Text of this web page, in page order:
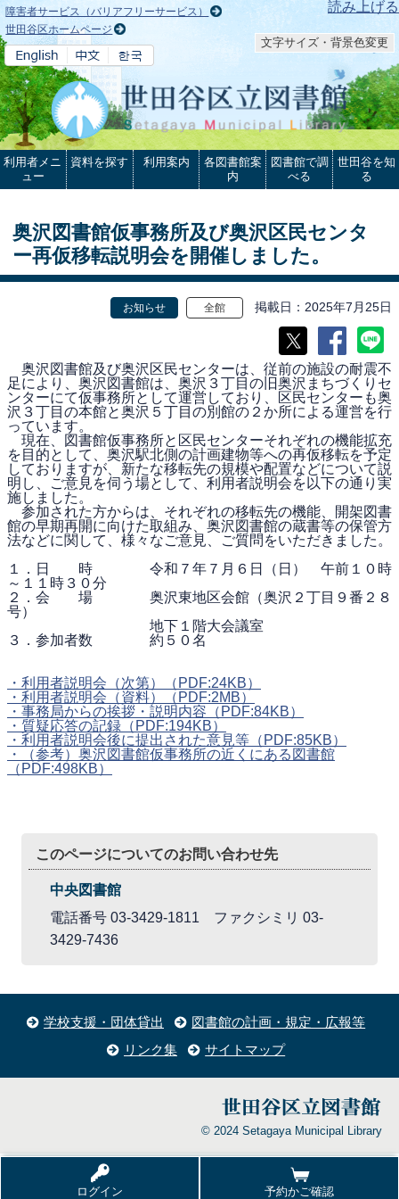
本文へ 読み上げる
障害者サービス（バリアフリーサービス）
世田谷区ホームページ
文字サイズ・背景色変更
ログイン 予約かご確認
利用者メニ
ュー
資料を探す 利用案内
各図書館案
内
図書館で調
べる
世田谷を知
る
奥沢図書館仮事務所及び奥沢区民センタ
ー再仮移転説明会を開催しました。
お知らせ 全館 掲載日 2025年7月25日
奥沢図書館及び奥沢区民センターは、従前の施設の耐震不
足により、奥沢図書館は、奥沢３丁目の旧奥沢まちづくりセ
ンターにて仮事務所として運営しており、区民センターも奥
沢３丁目の本館と奥沢５丁目の別館の２か所による運営を行
っています。
現在、図書館仮事務所と区民センターそれぞれの機能拡充
を目的として、奥沢駅北側の計画建物等への再仮移転を予定
しておりますが、新たな移転先の規模や配置などについて説
明し、ご意見を伺う場として、利用者説明会を以下の通り実
施しました。
参加された方からは、それぞれの移転先の機能、開架図書
館の早期再開に向けた取組み、奥沢図書館の蔵書等の保管方
法などに関して、様々なご意見、ご質問をいただきました。
１．日 時 令和７年７月６日（日） 午前１０時
～１１時３０分
２．会 場 奥沢東地区会館（奥沢２丁目９番２８
号）
地下１階大会議室
３．参加者数 約５０名
・利用者説明会（次第）
（PDF:24KB）
・利用者説明会（資料）
（PDF:2MB）
・事務局からの挨拶・説明内容 （PDF:84KB）
・質疑応答の記録 （PDF:194KB）
・利用者説明会後に提出された意見等 （PDF:85KB）
・（参考）奥沢図書館仮事務所の近くにある図書館
（PDF:498KB）
このページについてのお問い合わせ先
中央図書館
電話番号 03-3429-1811 ファクシミリ 03-
3429-7436
学校支援・団体貸出
図書館の計画・規定・広報等
リンク集
サイトマップ
© 2024 Setagaya Municipal Library